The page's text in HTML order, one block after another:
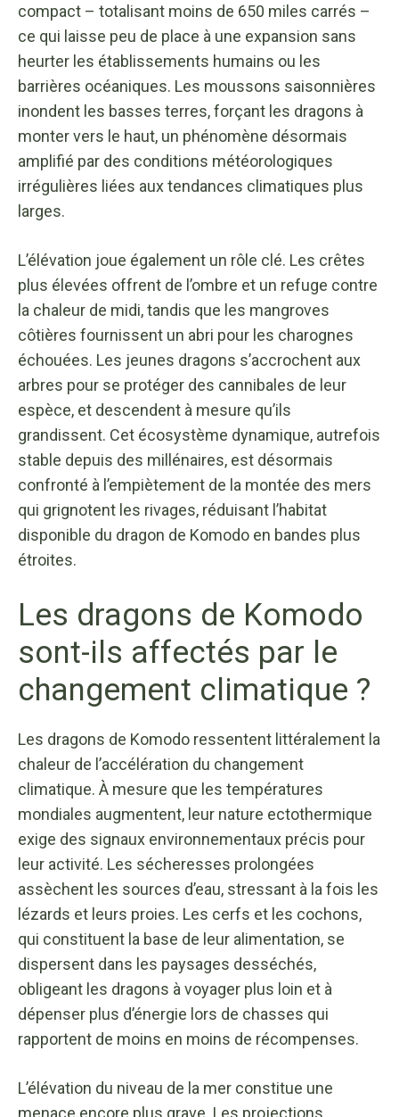
compact – totalisant moins de 650 miles carrés –
ce qui laisse peu de place à une expansion sans
heurter les établissements humains ou les
barrières océaniques. Les moussons saisonnières
inondent les basses terres, forçant les dragons à
monter vers le haut, un phénomène désormais
amplifié par des conditions météorologiques
irrégulières liées aux tendances climatiques plus
larges.
L’élévation joue également un rôle clé. Les crêtes
plus élevées offrent de l’ombre et un refuge contre
la chaleur de midi, tandis que les mangroves
côtières fournissent un abri pour les charognes
échouées. Les jeunes dragons s’accrochent aux
arbres pour se protéger des cannibales de leur
espèce, et descendent à mesure qu’ils
grandissent. Cet écosystème dynamique, autrefois
stable depuis des millénaires, est désormais
confronté à l’empiètement de la montée des mers
qui grignotent les rivages, réduisant l’habitat
disponible du dragon de Komodo en bandes plus
étroites.
Les dragons de Komodo
sont-ils affectés par le
changement climatique ?
Les dragons de Komodo ressentent littéralement la
chaleur de l’accélération du changement
climatique. À mesure que les températures
mondiales augmentent, leur nature ectothermique
exige des signaux environnementaux précis pour
leur activité. Les sécheresses prolongées
assèchent les sources d’eau, stressant à la fois les
lézards et leurs proies. Les cerfs et les cochons,
qui constituent la base de leur alimentation, se
dispersent dans les paysages desséchés,
obligeant les dragons à voyager plus loin et à
dépenser plus d’énergie lors de chasses qui
rapportent de moins en moins de récompenses.
L’élévation du niveau de la mer constitue une
menace encore plus grave. Les projections